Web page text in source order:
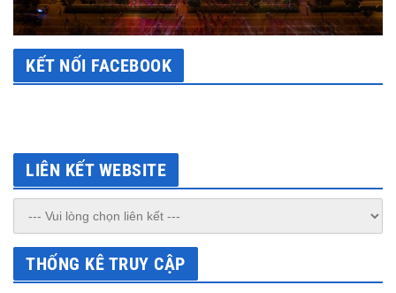
KẾT NỐI FACEBOOK
LIÊN KẾT WEBSITE
THỐNG KÊ TRUY CẬP